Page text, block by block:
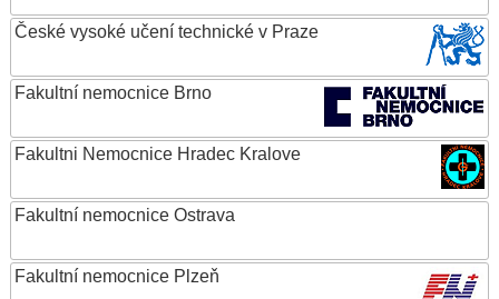
České vysoké učení technické v Praze
Fakultní nemocnice Brno
Fakultni Nemocnice Hradec Kralove
Fakultní nemocnice Ostrava
Fakultní nemocnice Plzeň